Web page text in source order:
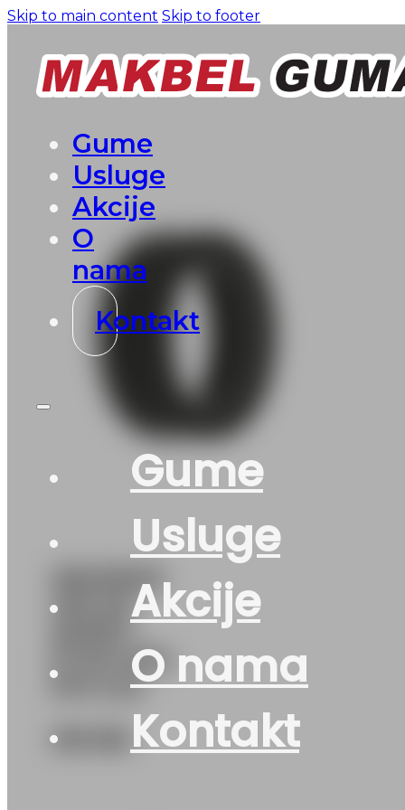
Skip to main content Skip to footer
Gume
Usluge
Akcije
O
nama
Kontakt
Gume
Usluge
Akcije
O nama
Kontakt
185/55R16
VELOX-
PT741 87H
PETLAS
103